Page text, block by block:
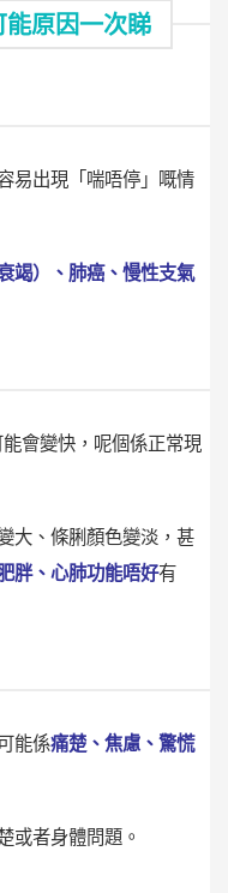
能原因一次睇
易出現「喘唔停」嘅情
竭）、肺癌、慢性支氣
會變快，呢個係正常現
大、條脷顏色變淡，甚
胖、心肺功能唔好有
能係痛楚、焦慮、驚慌
或者身體問題。